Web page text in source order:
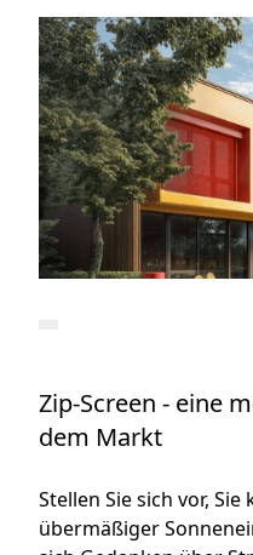
Zip-Screen - eine
dem Markt
Stellen Sie sich vor,
übermäßiger